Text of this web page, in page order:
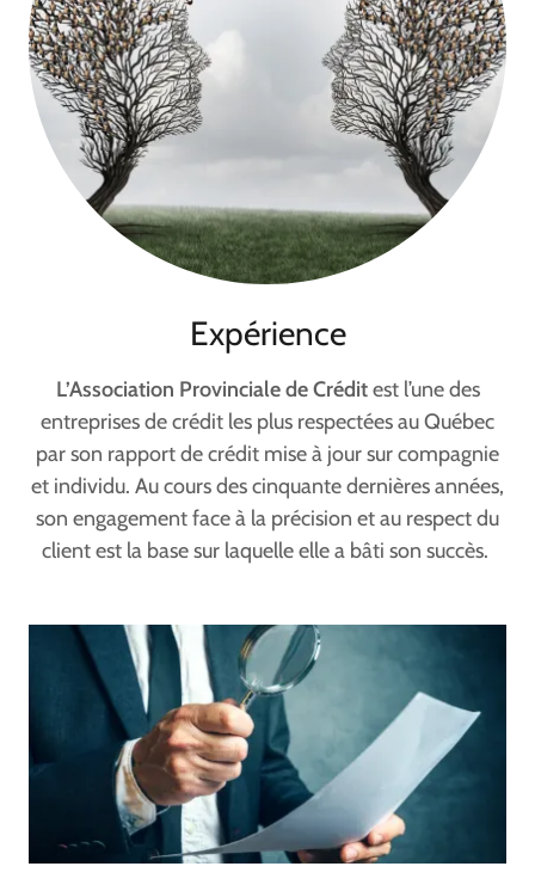
Expérience
L’Association Provinciale de Créditest l’une des
entreprises de crédit les plus respectées au Québec
par son rapport de crédit mise à jour sur compagnie
et individu. Au cours des cinquante dernières années,
son engagement face à la précision et au respect du
client est la base sur laquelle elle a bâti son succès.